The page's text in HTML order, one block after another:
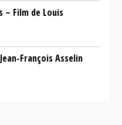
– Film de Louis
François Asselin